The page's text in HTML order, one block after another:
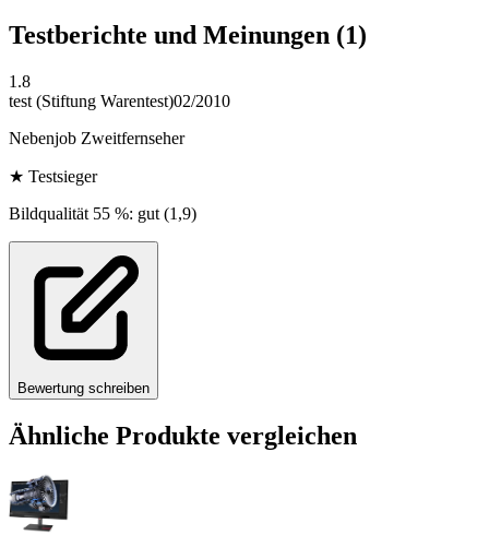
Testberichte und Meinungen (1)
1.8
test (Stiftung Warentest)02/2010
Nebenjob Zweitfernseher
★ Testsieger
Bildqualität 55 %: gut (1,9)
Bewertung schreiben
Ähnliche Produkte vergleichen